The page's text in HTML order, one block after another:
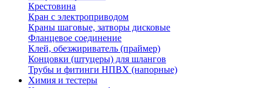
Крестовина
Кран с электроприводом
Краны шаговые, затворы дисковые
Фланцевое соединение
Клей, обезжириватель (праймер)
Концовки (штуцеры) для шлангов
Трубы и фитинги НПВХ (напорные)
Химия и тестеры